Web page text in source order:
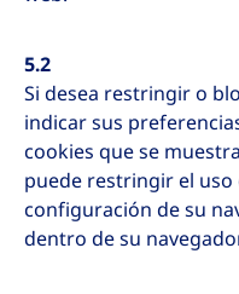
5.2
Si desea restringir o
indicar sus
cookies que se
puede restringir el uso
configuración de su
dentro de su